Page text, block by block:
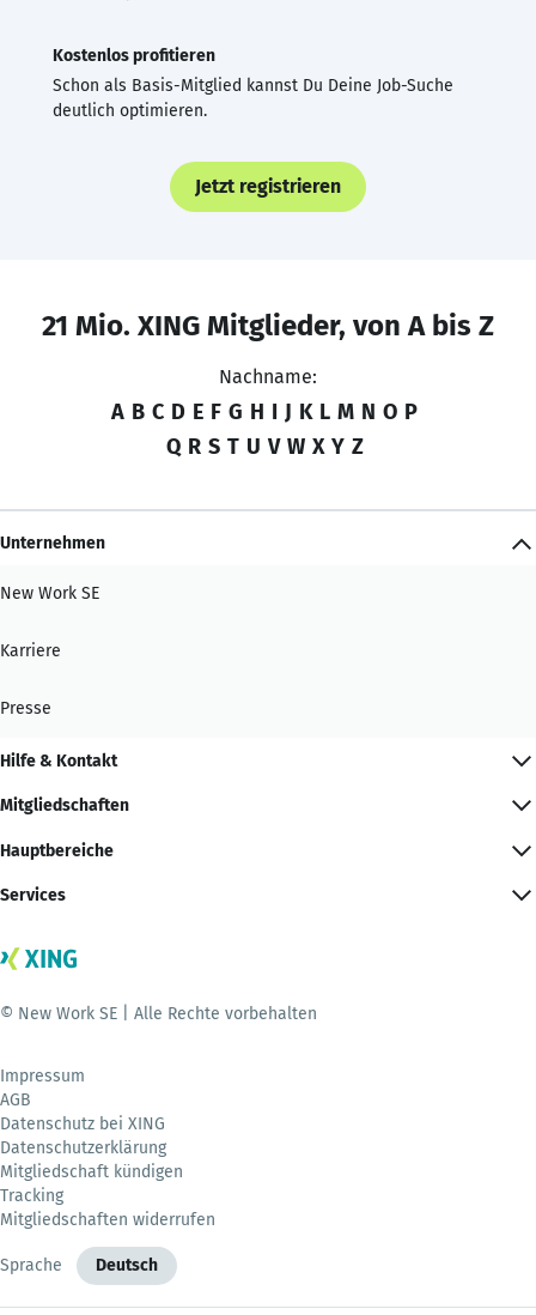
Kostenlos profitieren
Schon als Basis-Mitglied kannst Du Deine Job-Suche
deutlich optimieren.
Jetzt registrieren
21 Mio. XING Mitglieder, von A bis Z
Nachname:
A B C D E F G H I J K L M N O P
Q R S T U V W X Y Z
Unternehmen
New Work SE
Karriere
Presse
Hilfe & Kontakt
Mitgliedschaften
Hauptbereiche
Services
© New Work SE | Alle Rechte vorbehalten
Impressum
AGB
Datenschutz bei XING
Datenschutzerklärung
Mitgliedschaft kündigen
Tracking
Mitgliedschaften widerrufen
Sprache Deutsch